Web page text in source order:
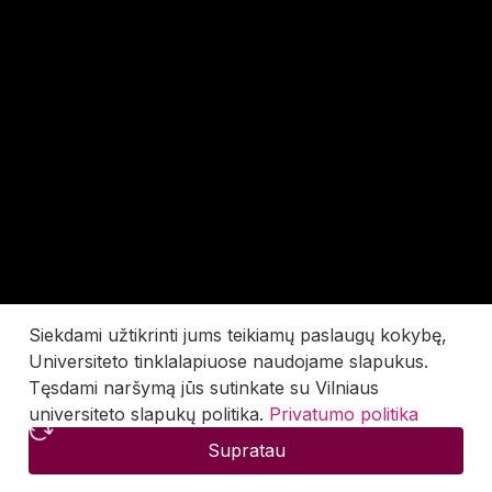
Siekdami užtikrinti jums teikiamų paslaugų kokybę,
Universiteto tinklalapiuose naudojame slapukus.
Tęsdami naršymą jūs sutinkate su Vilniaus
universiteto slapukų politika. Privatumo politika
Supratau